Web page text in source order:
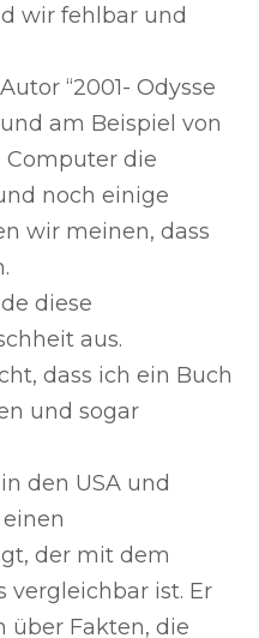
wir fehlbar und
“2001- Odysse
am Beispiel von
Computer die
noch einige
wir meinen, dass
diese
aus.
dass ich ein Buch
und sogar
den USA und
der mit dem
vergleichbar ist. Er
über Fakten, die